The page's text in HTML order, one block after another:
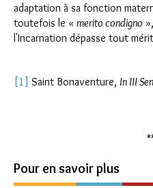
adaptation à sa fonction
toutefois le « merito condigno
l'Incarnation dépasse tout
[1] Saint Bonaventure, In III
Pour en savoir plus